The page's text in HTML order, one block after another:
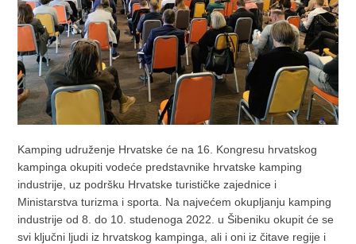
Kamping udruženje Hrvatske će na 16. Kongresu hrvatskog
kampinga okupiti vodeće predstavnike hrvatske kamping
industrije, uz podršku Hrvatske turističke zajednice i
Ministarstva turizma i sporta. Na najvećem okupljanju kamping
industrije od 8. do 10. studenoga 2022. u Šibeniku okupit će se
svi ključni ljudi iz hrvatskog kampinga, ali i oni iz čitave regije i